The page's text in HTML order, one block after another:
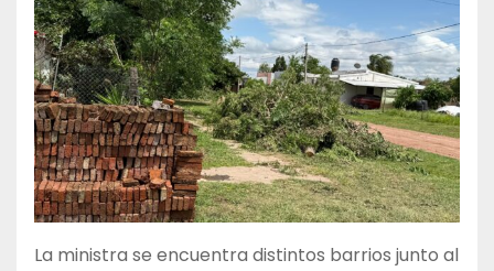
La ministra se encuentra distintos barrios junto al